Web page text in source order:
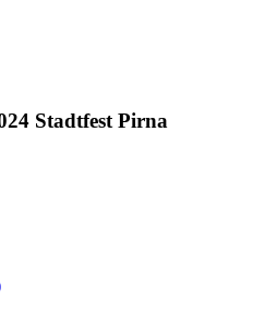
Stadtfest Pirna